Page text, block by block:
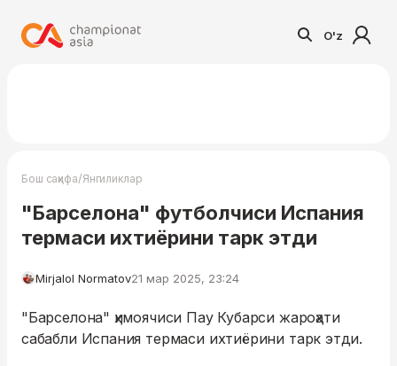
O'z
Бош саҳифа/Янгиликлар
"Барселона" футболчиси Испания
термаси ихтиёрини тарк этди
Mirjalol Normatov21 мар 2025, 23:24
"Барселона" ҳимоячиси Пау Кубарси жароҳати
сабабли Испания термаси ихтиёрини тарк этди.